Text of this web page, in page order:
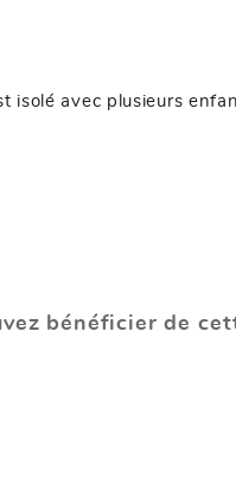
isolé avec plusieurs
bénéficier de